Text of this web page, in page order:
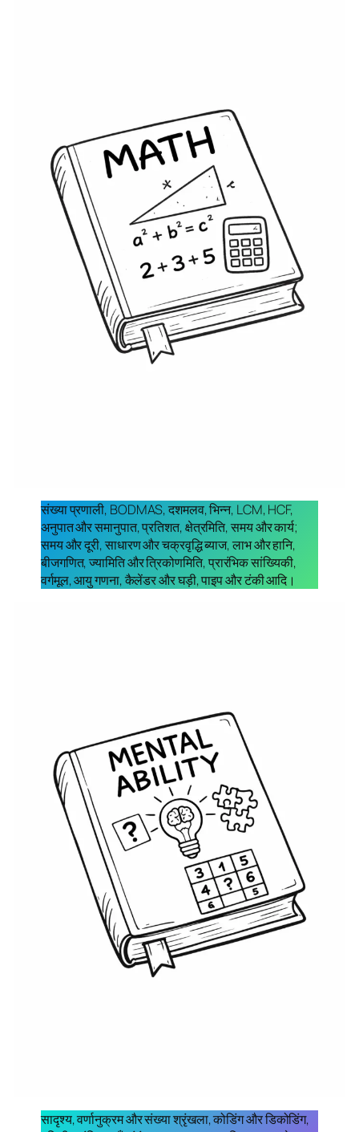
संख्या प्रणाली, BODMAS, दशमलव, भिन्न, LCM, HCF,
अनुपात और समानुपात, प्रतिशत, क्षेत्रमिति, समय और कार्य;
समय और दूरी, साधारण और चक्रवृद्धि ब्याज, लाभ और हानि,
बीजगणित, ज्यामिति और त्रिकोणमिति, प्रारंभिक सांख्यिकी,
वर्गमूल, आयु गणना, कैलेंडर और घड़ी, पाइप और टंकी आदि।
सादृश्य, वर्णानुक्रम और संख्या श्रृंखला, कोडिंग और डिकोडिंग,